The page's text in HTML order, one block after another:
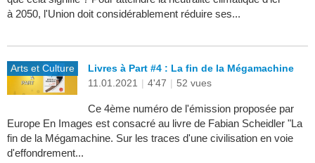
à 2050, l'Union doit considérablement réduire ses...
Arts et Culture
Livres à Part #4 : La fin de la Mégamachine
11.01.2021 | 4'47 | 52 vues
Ce 4ème numéro de l'émission proposée par
Europe En Images est consacré au livre de Fabian Scheidler "La
fin de la Mégamachine. Sur les traces d'une civilisation en voie
d'effondrement...